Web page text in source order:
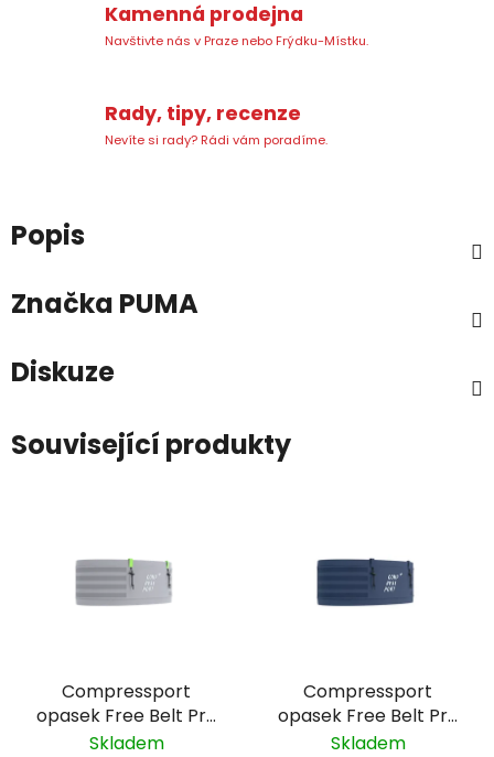
Kamenná prodejna
Navštivte nás v Praze nebo Frýdku-Místku.
Rady, tipy, recenze
Nevíte si rady? Rádi vám poradíme.
Popis
Značka PUMA
Diskuze
Související produkty
Compressport
opasek Free Belt Pro
- šedá/zelená
Skladem
Compressport
opasek Free Belt Pro
- modrofialová
Skladem